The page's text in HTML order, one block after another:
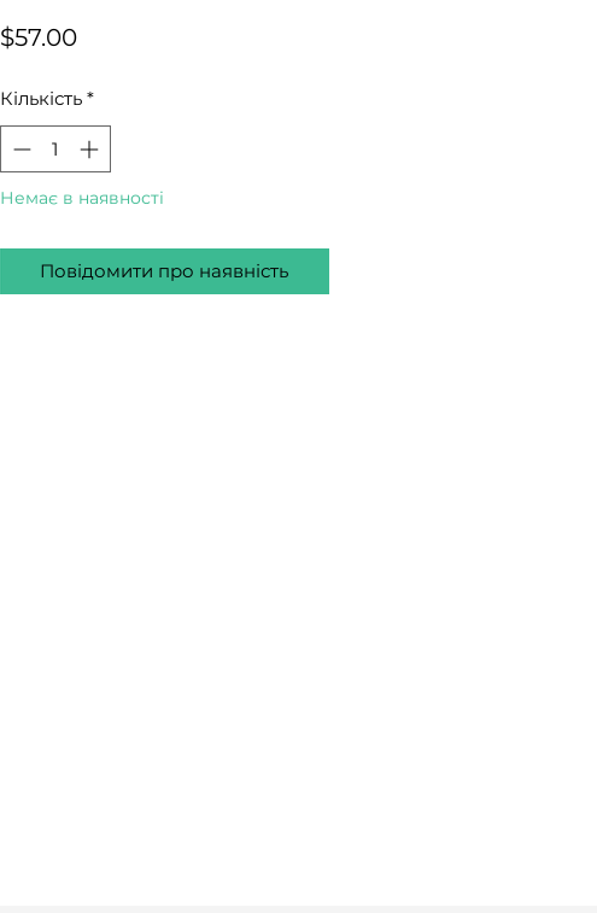
$57.00Ціна
Кількість *
Немає в наявності
Повідомити про наявність